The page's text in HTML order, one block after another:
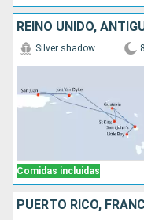
Comidas incluidas
Silver shadow